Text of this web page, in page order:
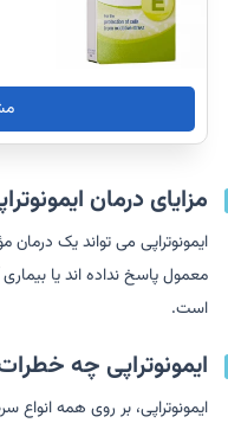
مزایای درمان
ایمونوتراپی می تواند یک
معمول پاسخ نداده اند یا
است.
ایمونوتراپی چه
ایمونوتراپی، بر روی همه